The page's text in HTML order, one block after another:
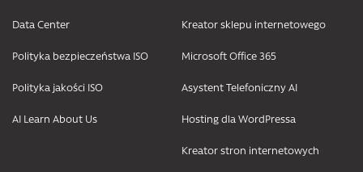
Data Center
Polityka bezpieczeństwa ISO
Polityka jakości ISO
AI Learn About Us
Kreator sklepu internetowego
Microsoft Office 365
Asystent Telefoniczny AI
Hosting dla WordPressa
Kreator stron internetowych